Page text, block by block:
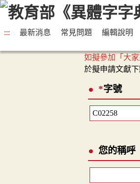
::: 最新消息 常見問題 編輯說明
如擬參加「大
於擬申請文獻
*字號
您的稱呼